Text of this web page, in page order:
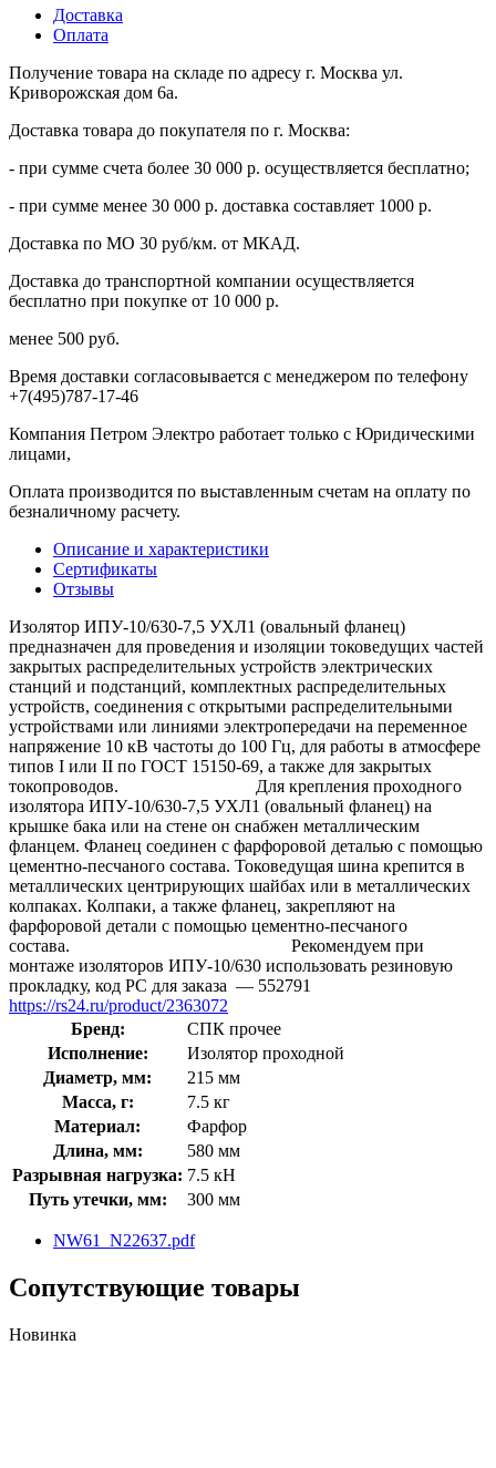
Доставка
Оплата
Получение товара на складе по адресу г. Москва ул.
Криворожская дом 6а.
Доставка товара до покупателя по г. Москва:
- при сумме счета более 30 000 р. осуществляется бесплатно;
- при сумме менее 30 000 р. доставка составляет 1000 р.
Доставка по МО 30 руб/км. от МКАД.
Доставка до транспортной компании осуществляется
бесплатно при покупке от 10 000 р.
менее 500 руб.
Время доставки согласовывается с менеджером по телефону
+7(495)787-17-46
Компания Петром Электро работает только с Юридическими
лицами,
Оплата производится по выставленным счетам на оплату по
безналичному расчету.
Описание и характеристики
Сертификаты
Отзывы
Изолятор ИПУ-10/630-7,5 УХЛ1 (овальный фланец)
предназначен для проведения и изоляции токоведущих частей
закрытых распределительных устройств электрических
станций и подстанций, комплектных распределительных
устройств, соединения с открытыми распределительными
устройствами или линиями электропередачи на переменное
напряжение 10 кВ частоты до 100 Гц, для работы в атмосфере
типов I или II по ГОСТ 15150-69, а также для закрытых
токопроводов. Для крепления проходного
изолятора ИПУ-10/630-7,5 УХЛ1 (овальный фланец) на
крышке бака или на стене он снабжен металлическим
фланцем. Фланец соединен с фарфоровой деталью с помощью
цементно-песчаного состава. Токоведущая шина крепится в
металлических центрирующих шайбах или в металлических
колпаках. Колпаки, а также фланец, закрепляют на
фарфоровой детали с помощью цементно-песчаного
состава. Рекомендуем при
монтаже изоляторов ИПУ-10/630 использовать резиновую
прокладку, код РС для заказа — 552791
https://rs24.ru/product/2363072
Бренд:
СПК прочее
Исполнение:
Изолятор проходной
Диаметр, мм:
215 мм
Масса, г:
7.5 кг
Материал:
Фарфор
Длина, мм:
580 мм
Разрывная нагрузка: 7.5 кН
Путь утечки, мм:
300 мм
NW61_N22637.pdf
Сопутствующие товары
Новинка